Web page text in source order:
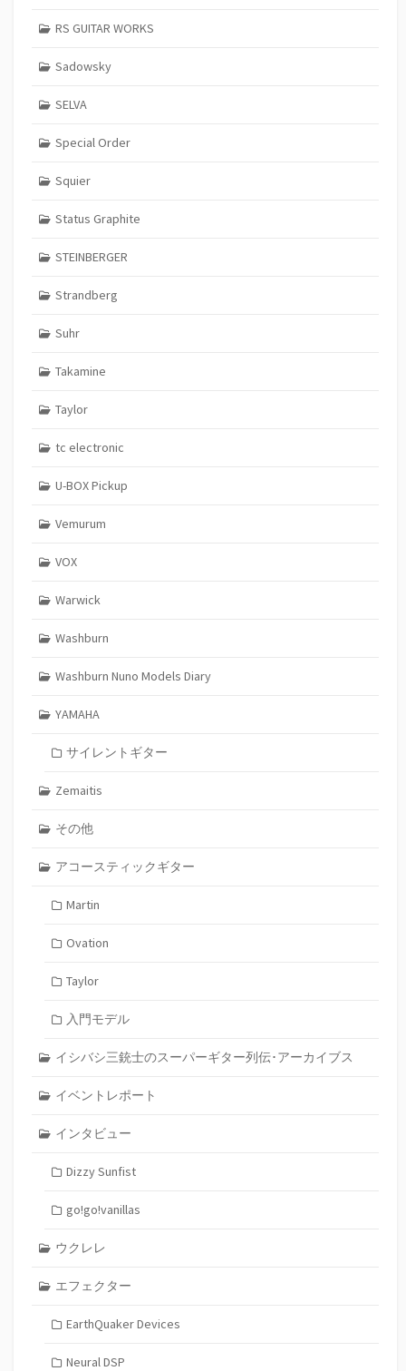
RS GUITAR WORKS
Sadowsky
SELVA
Special Order
Squier
Status Graphite
STEINBERGER
Strandberg
Suhr
Takamine
Taylor
tc electronic
U-BOX Pickup
Vemurum
VOX
Warwick
Washburn
Washburn Nuno Models Diary
YAMAHA
サイレントギター
Zemaitis
その他
アコースティックギター
Martin
Ovation
Taylor
入門モデル
イシバシ三銃士のスーパーギター列伝･アーカイブス
イベントレポート
インタビュー
Dizzy Sunfist
go!go!vanillas
ウクレレ
エフェクター
EarthQuaker Devices
Neural DSP